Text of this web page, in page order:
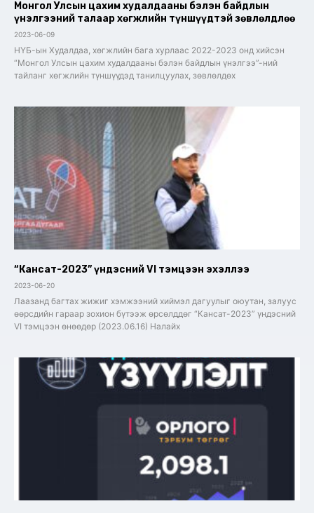
Монгол Улсын цахим худалдааны бэлэн байдлын
үнэлгээний талаар хөгжлийн түншүүдтэй зөвлөлдлөө
2023-06-09
НҮБ-ын Худалдаа, хөгжлийн бага хурлаас 2022-2023 онд хийсэн
“Монгол Улсын цахим худалдааны бэлэн байдлын үнэлгээ”-ний
тайланг хөгжлийн түншүүдэд танилцуулах, зөвлөлдөх
“Кансат-2023” үндэсний VI тэмцээн эхэллээ
2023-06-20
Лаазанд багтах жижиг хэмжээний хиймэл дагуулыг оюутан, залуус
өөрсдийн гараар зохион бүтээж өрсөлддөг “Кансат-2023” үндэсний
VI тэмцээн өнөөдөр (2023.06.16) Налайх